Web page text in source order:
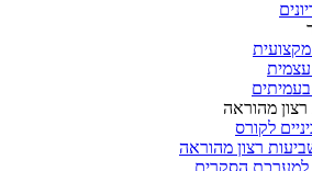
מקצועית
עצמית
בעמיתים
מהוראה
לקורס
רצון מהוראה
למערכת הסקרים